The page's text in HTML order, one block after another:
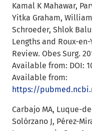
Kamal K Mahawar,
Yitka Graham,
Schroeder, Shlok
Lengths and Roux-
Review. Obes Surg.
Available from: DOI:
Available from:
https://
Carbajo MA, Luque-
Solórzano J, Pérez-